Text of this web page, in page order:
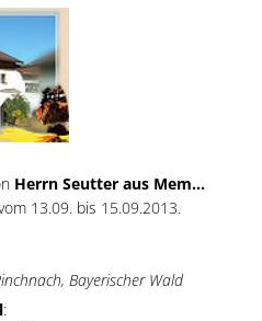
Herrn Seutter aus Mem...
13.09. bis 15.09.2013.
Bayerischer Wald
: